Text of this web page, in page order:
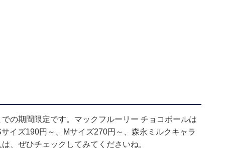
の期間限定です。マックフルーリー チョコボールは
イズ190円～、Mサイズ270円～、森永ミルクキャラ
、ぜひチェックしてみてくださいね。